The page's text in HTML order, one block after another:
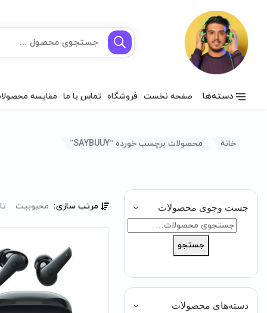
دسته‌ها صفحه نخست فروشگاه تماس با ما مقایسه
خانه محصولات برچسب خورده “SAYBUUY”
جست وجوی محصولات
جستجو
جستجو
دسته‌های محصولات
مرتب سازی: محبوبیت